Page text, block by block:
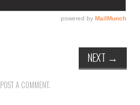
NEXT →
POST A COMMENT.